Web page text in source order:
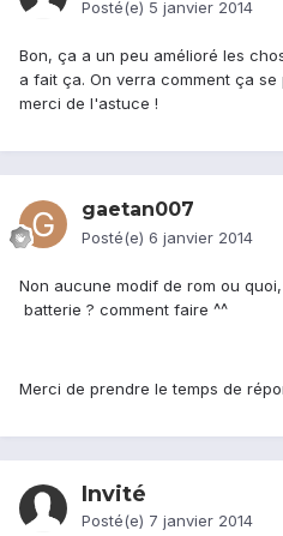
Posté(e) 5 janvier 2014
Bon, ça a un peu amélioré les
a fait ça. On verra comment ça
merci de l'astuce !
gaetan007
Posté(e) 6 janvier 2014
Non aucune modif de rom ou
batterie ? comment faire ^^
Merci de prendre le temps de
Invité
Posté(e) 7 janvier 2014